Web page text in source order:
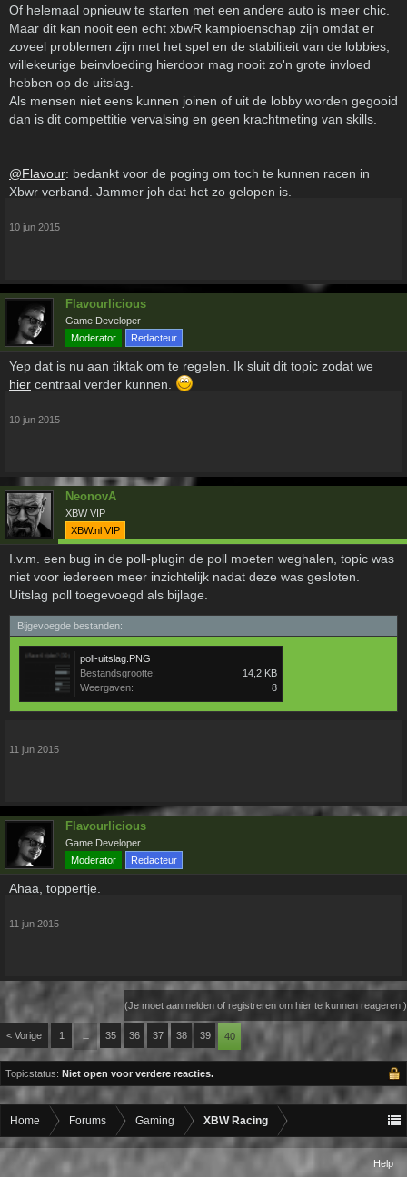
Of helemaal opnieuw te starten met een andere auto is meer chic.
Maar dit kan nooit een echt xbwR kampioenschap zijn omdat er
zoveel problemen zijn met het spel en de stabiliteit van de lobbies,
willekeurige beinvloeding hierdoor mag nooit zo'n grote invloed
hebben op de uitslag.
Als mensen niet eens kunnen joinen of uit de lobby worden gegooid
dan is dit compettitie vervalsing en geen krachtmeting van skills.
@Flavour: bedankt voor de poging om toch te kunnen racen in
Xbwr verband. Jammer joh dat het zo gelopen is.
10 jun 2015
Flavourlicious
Game Developer
Moderator
Redacteur
Yep dat is nu aan tiktak om te regelen. Ik sluit dit topic zodat we
hier centraal verder kunnen.
10 jun 2015
NeonovA
XBW VIP
XBW.nl VIP
I.v.m. een bug in de poll-plugin de poll moeten weghalen, topic was
niet voor iedereen meer inzichtelijk nadat deze was gesloten.
Uitslag poll toegevoegd als bijlage.
Bijgevoegde bestanden:
poll-uitslag.PNG
Bestandsgrootte:
14,2 KB
Weergaven:
8
11 jun 2015
Flavourlicious
Game Developer
Moderator
Redacteur
Ahaa, toppertje.
11 jun 2015
(Je moet aanmelden of registreren om hier te kunnen reageren.)
< Vorige 1 ← 35 36 37 38 39 40
Topicstatus: Niet open voor verdere reacties.
Home Forums Gaming XBW Racing
Help